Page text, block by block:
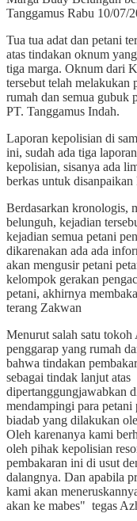
Tanggamus Rabu 10/07/
Tua tua adat dan petani
atas tindakan oknum
tiga marga. Oknum dari
tersebut telah melakukan
rumah dan semua gubuk
PT. Tanggamus Indah.
Laporan kepolisian di
ini, sudah ada tiga
kepolisian, sisanya ada
berkas untuk disanpaikan
Berdasarkan kronologis,
belunguh, kejadian
kejadian semua petani
dikarenakan ada ada
akan mengusir petani
kelompok gerakan
petani, akhirnya
terang Zakwan
Menurut salah satu tokoh
penggarap yang rumah
bahwa tindakan
sebagai tindak lanjut atas
dipertanggungjawabkan
mendampingi para
biadab yang dilakukan
Oleh karenanya kami
oleh pihak kepolisian
pembakaran ini di usut
dalangnya. Dan apabila
kami akan
akan ke mabes" tegas